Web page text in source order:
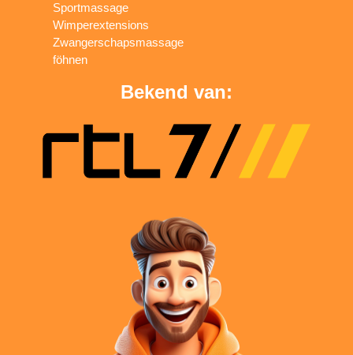
Sportmassage
Wimperextensions
Zwangerschapsmassage
föhnen
Bekend van: